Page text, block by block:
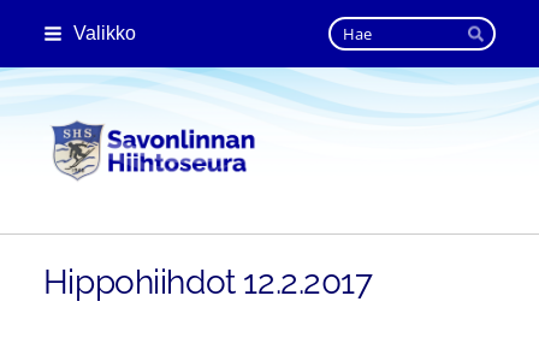
Siirry
sisältöön
Valikko Haku
Hae
Savonlinnan Hiihtoseura
Hippohiihdot 12.2.2017